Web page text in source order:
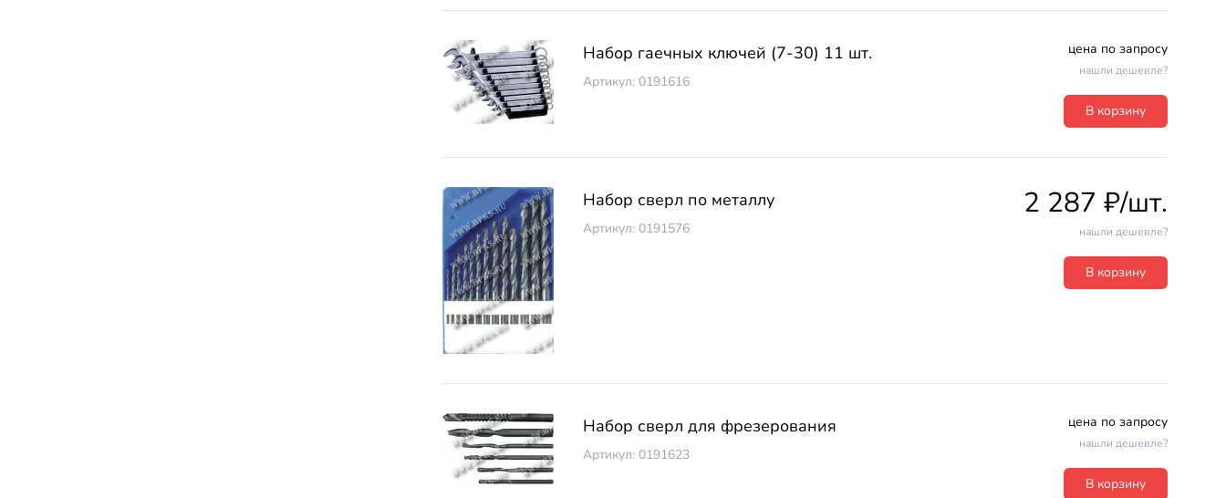
Набор гаечных ключей (7-30) 11 шт.
Артикул: 0191616
цена по запросу
нашли дешевле?
В корзину
Набор сверл по металлу
Артикул: 0191576
2 287 ₽/шт.
нашли дешевле?
В корзину
Набор сверл для фрезерования
Артикул: 0191623
цена по запросу
нашли дешевле?
В корзину